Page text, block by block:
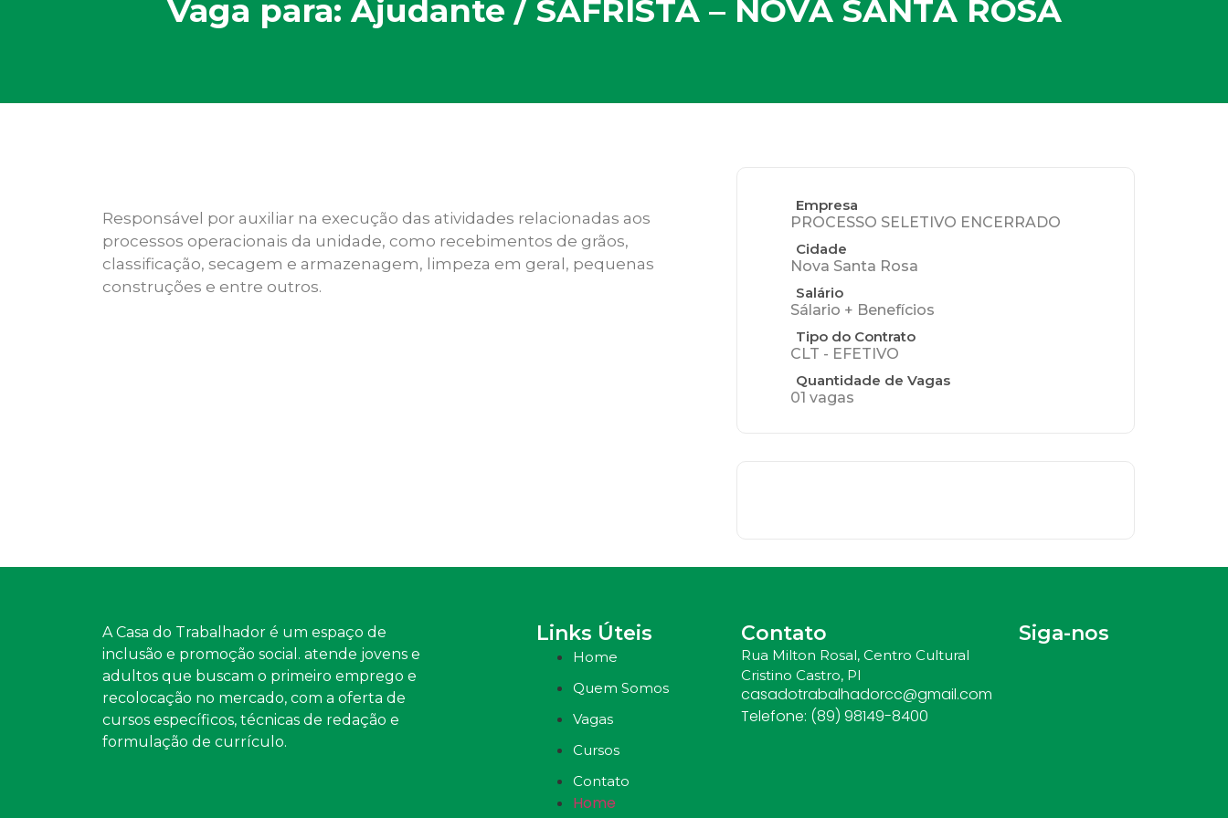
Vaga para: Ajudante / SAFRISTA – NOVA SANTA ROSA
Responsável por auxiliar na execução das atividades relacionadas aos
processos operacionais da unidade, como recebimentos de grãos,
classificação, secagem e armazenagem, limpeza em geral, pequenas
construções e entre outros.
Empresa
PROCESSO SELETIVO ENCERRADO
Cidade
Nova Santa Rosa
Salário
Sálario + Benefícios
Tipo do Contrato
CLT - EFETIVO
Quantidade de Vagas
01 vagas
A Casa do Trabalhador é um espaço de
inclusão e promoção social. atende jovens e
adultos que buscam o primeiro emprego e
recolocação no mercado, com a oferta de
cursos específicos, técnicas de redação e
formulação de currículo.
Links Úteis
Home
Quem Somos
Vagas
Cursos
Contato
Home
Contato
Rua Milton Rosal, Centro Cultural
Cristino Castro, PI
casadotrabalhadorcc@gmail.com
Telefone: (89) 98149-8400
Siga-nos